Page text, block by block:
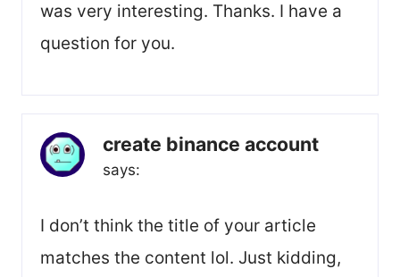
was very interesting. Thanks. I have a
question for you.
create binance account
says:
I don’t think the title of your article
matches the content lol. Just kidding,